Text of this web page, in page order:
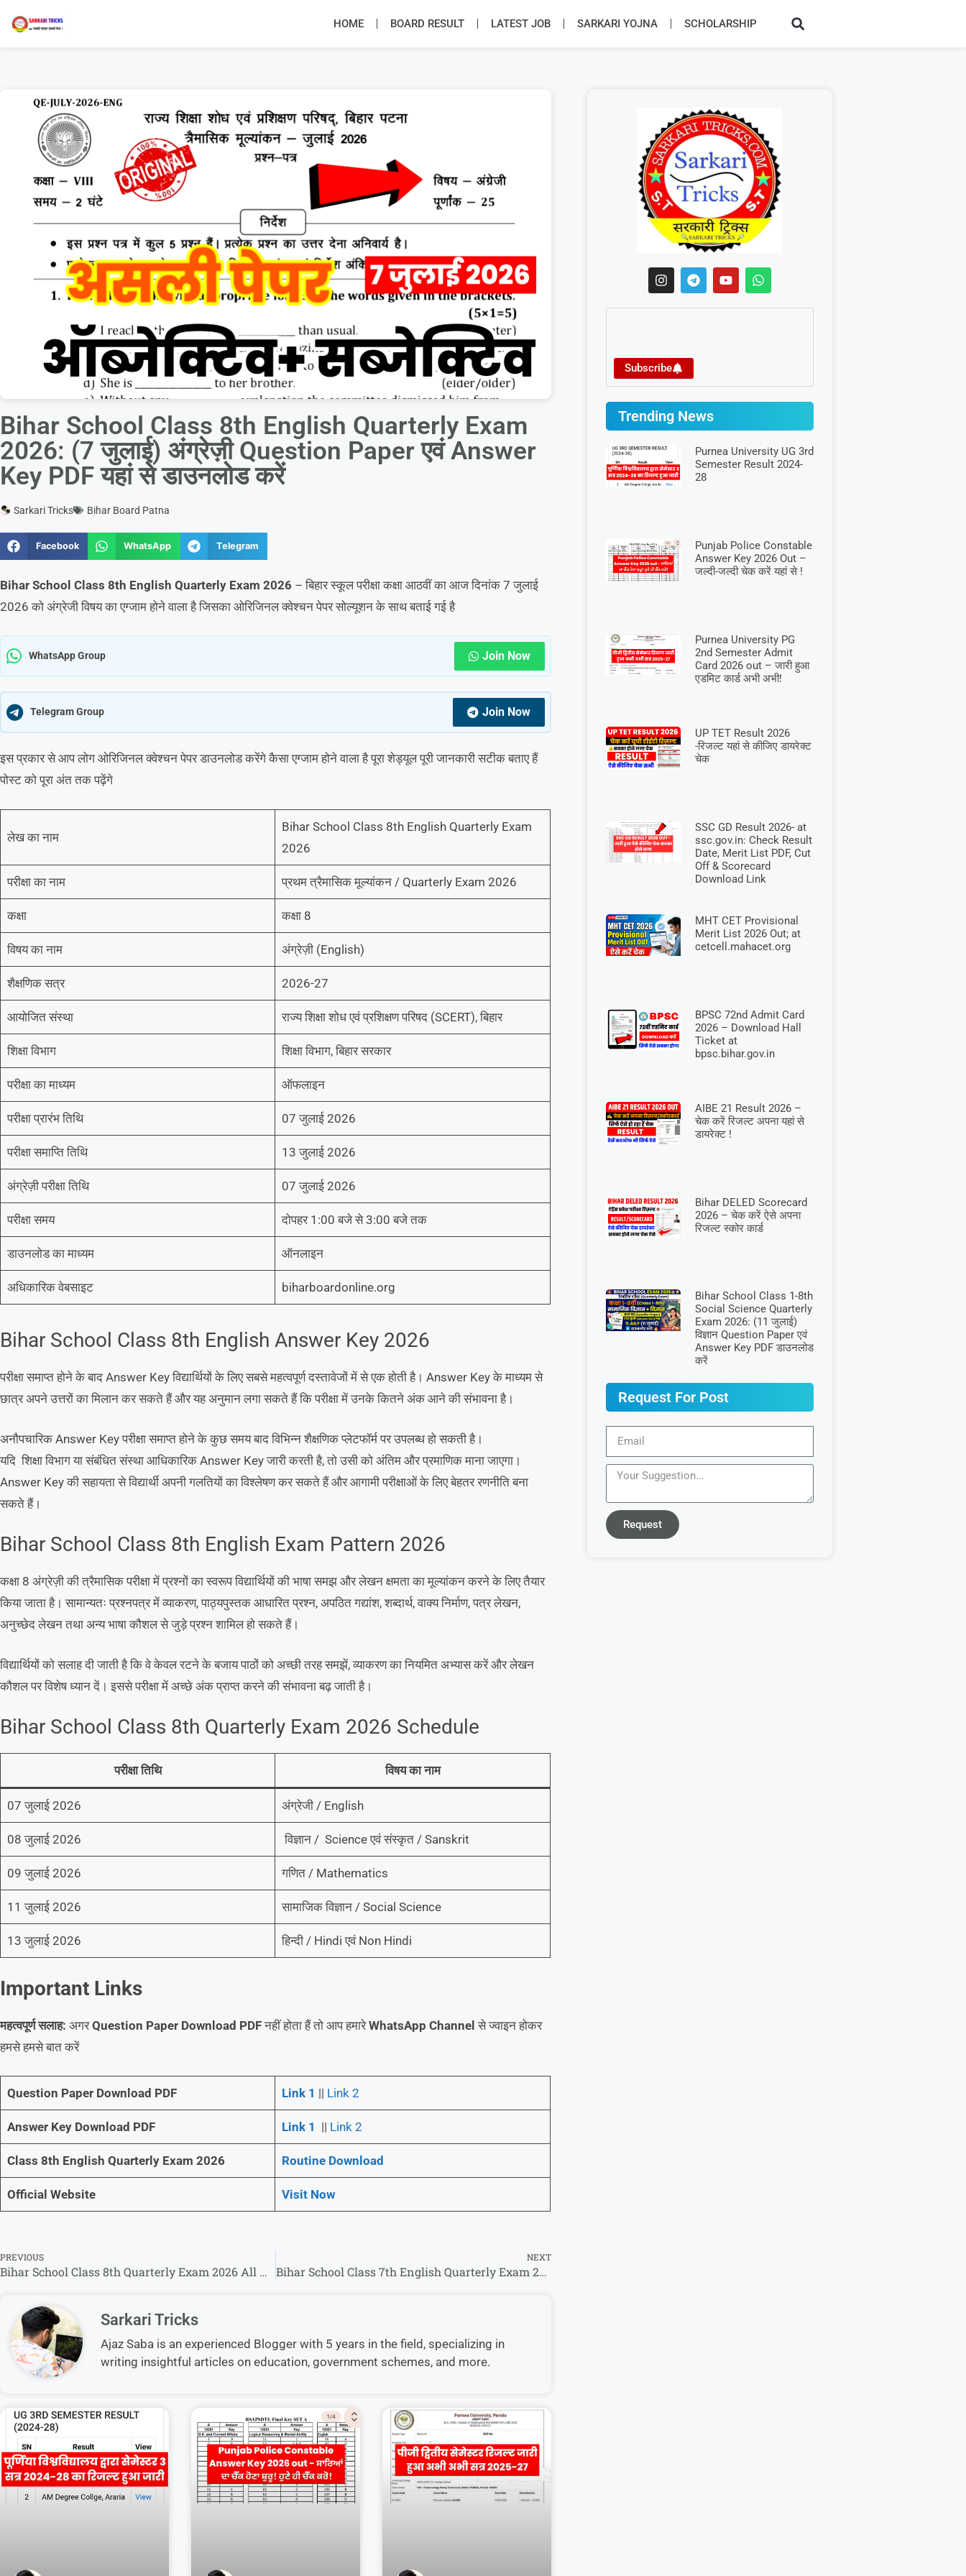
HOME BOARD RESULT LATEST JOB SARKARI YOJNA SCHOLARSHIP
Bihar School Class 8th English Quarterly Exam
2026: (7 जुलाई) अंग्रेज़ी Question Paper एवं Answer
Key PDF यहां से डाउनलोड करें
Sarkari Tricks Bihar Board Patna
Facebook WhatsApp Telegram
Bihar School Class 8th English Quarterly Exam 2026 – बिहार स्कूल परीक्षा कक्षा आठवीं का आज दिनांक 7 जुलाई
2026 को अंग्रेजी विषय का एग्जाम होने वाला है जिसका ओरिजिनल क्वेश्चन पेपर सोल्यूशन के साथ बताई गई है
WhatsApp Group Join Now
Telegram Group Join Now
इस प्रकार से आप लोग ओरिजिनल क्वेश्चन पेपर डाउनलोड करेंगे कैसा एग्जाम होने वाला है पूरा शेड्यूल पूरी जानकारी सटीक बताए हैं
पोस्ट को पूरा अंत तक पढ़ेंगे
लेख का नाम
Bihar School Class 8th English Quarterly Exam
2026
परीक्षा का नाम प्रथम त्रैमासिक मूल्यांकन / Quarterly Exam 2026
कक्षा कक्षा 8
विषय का नाम अंग्रेज़ी (English)
शैक्षणिक सत्र 2026-27
आयोजित संस्था राज्य शिक्षा शोध एवं प्रशिक्षण परिषद (SCERT), बिहार
शिक्षा विभाग शिक्षा विभाग, बिहार सरकार
परीक्षा का माध्यम ऑफलाइन
परीक्षा प्रारंभ तिथि 07 जुलाई 2026
परीक्षा समाप्ति तिथि 13 जुलाई 2026
अंग्रेज़ी परीक्षा तिथि 07 जुलाई 2026
परीक्षा समय दोपहर 1:00 बजे से 3:00 बजे तक
डाउनलोड का माध्यम ऑनलाइन
अधिकारिक वेबसाइट biharboardonline.org
Bihar School Class 8th English Answer Key 2026
परीक्षा समाप्त होने के बाद Answer Key विद्यार्थियों के लिए सबसे महत्वपूर्ण दस्तावेजों में से एक होती है। Answer Key के माध्यम से
छात्र अपने उत्तरों का मिलान कर सकते हैं और यह अनुमान लगा सकते हैं कि परीक्षा में उनके कितने अंक आने की संभावना है।
अनौपचारिक Answer Key परीक्षा समाप्त होने के कुछ समय बाद विभिन्न शैक्षणिक प्लेटफॉर्म पर उपलब्ध हो सकती है।
यदि शिक्षा विभाग या संबंधित संस्था आधिकारिक Answer Key जारी करती है, तो उसी को अंतिम और प्रमाणिक माना जाएगा।
Answer Key की सहायता से विद्यार्थी अपनी गलतियों का विश्लेषण कर सकते हैं और आगामी परीक्षाओं के लिए बेहतर रणनीति बना
सकते हैं।
Bihar School Class 8th English Exam Pattern 2026
कक्षा 8 अंग्रेज़ी की त्रैमासिक परीक्षा में प्रश्नों का स्वरूप विद्यार्थियों की भाषा समझ और लेखन क्षमता का मूल्यांकन करने के लिए तैयार
किया जाता है। सामान्यतः प्रश्नपत्र में व्याकरण, पाठ्यपुस्तक आधारित प्रश्न, अपठित गद्यांश, शब्दार्थ, वाक्य निर्माण, पत्र लेखन,
अनुच्छेद लेखन तथा अन्य भाषा कौशल से जुड़े प्रश्न शामिल हो सकते हैं।
विद्यार्थियों को सलाह दी जाती है कि वे केवल रटने के बजाय पाठों को अच्छी तरह समझें, व्याकरण का नियमित अभ्यास करें और लेखन
कौशल पर विशेष ध्यान दें। इससे परीक्षा में अच्छे अंक प्राप्त करने की संभावना बढ़ जाती है।
Bihar School Class 8th Quarterly Exam 2026 Schedule
परीक्षा तिथि विषयका नाम
07 जुलाई 2026 अंग्रेजी / English
08 जुलाई 2026 विज्ञान / Science एवं संस्कृत / Sanskrit
09 जुलाई 2026 गणित / Mathematics
11 जुलाई 2026 सामाजिक विज्ञान / Social Science
13 जुलाई 2026 हिन्दी / Hindi एवं Non Hindi
Important Links
महत्वपूर्ण सलाह: अगरQuestion Paper Download PDFनहीं होता हैं तो आप हमारेWhatsApp Channel से ज्वाइन होकर
हमसे हमसे बात करें
Question Paper Download PDF Link 1 || Link 2
Answer Key Download PDF Link 1 || Link 2
Class 8th English Quarterly Exam 2026 Routine Download
Official Website Visit Now
PREVIOUS
Bihar School Class 8th Quarterly Exam 2026 All Question Paper With Answer Key: सभी विषयों के प्रश्न पत्र एवं उत्तर कुंजी डाउनलोड करें
NEXT
Bihar School Class 7th English Quarterly Exam 2026: (7 जुलाई) अंग्रेज़ी Question Paper एवं Answer Key PDF यहां से डाउनलोड करें
Sarkari Tricks
Ajaz Saba is an experienced Blogger with 5 years in the field, specializing in
writing insightful articles on education, government schemes, and more.
Subscribe
Trending News
Purnea University UG 3rd
Semester Result 2024-
28
Punjab Police Constable
Answer Key 2026 Out –
जल्दी-जल्दी चेक करें यहां से !
Purnea University PG
2nd Semester Admit
Card 2026 out – जारी हुआ
एडमिट कार्ड अभी अभी!
UP TET Result 2026
-रिजल्ट यहां से कीजिए डायरेक्ट
चेक
SSC GD Result 2026- at
ssc.gov.in: Check Result
Date, Merit List PDF, Cut
Off & Scorecard
Download Link
MHT CET Provisional
Merit List 2026 Out; at
cetcell.mahacet.org
BPSC 72nd Admit Card
2026 – Download Hall
Ticket at
bpsc.bihar.gov.in
AIBE 21 Result 2026 –
चेक करें रिजल्ट अपना यहां से
डायरेक्ट !
Bihar DELED Scorecard
2026 – चेक करें ऐसे अपना
रिजल्ट स्कोर कार्ड
Bihar School Class 1-8th
Social Science Quarterly
Exam 2026: (11 जुलाई)
विज्ञान Question Paper एवं
Answer Key PDF डाउनलोड
करें
Request For Post
Request